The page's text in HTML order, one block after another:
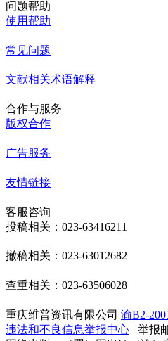
问题帮助
使用帮助
常见问题
文献相关术语解释
合作与服务
版权合作
广告服务
友情链接
客服咨询
投稿相关：023-63416211
撤稿相关：023-63012682
查重相关：023-63506028
重庆维普资讯有限公司 渝B2-
违法和不良信息举报中心 举报